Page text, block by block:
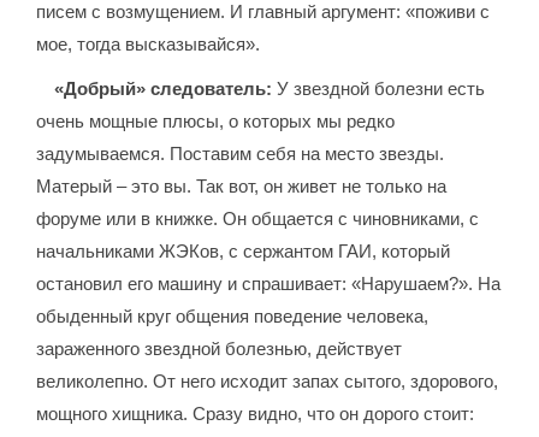
писем с возмущением. И главный аргумент: «поживи с
мое, тогда высказывайся».
«Добрый» следователь:У звездной болезни есть
очень мощные плюсы, о которых мы редко
задумываемся. Поставим себя на место звезды.
Матерый – это вы. Так вот, он живет не только на
форуме или в книжке. Он общается с чиновниками, с
начальниками ЖЭКов, с сержантом ГАИ, который
остановил его машину и спрашивает: «Нарушаем?». На
обыденный круг общения поведение человека,
зараженного звездной болезнью, действует
великолепно. От него исходит запах сытого, здорового,
мощного хищника. Сразу видно, что он дорого стоит: